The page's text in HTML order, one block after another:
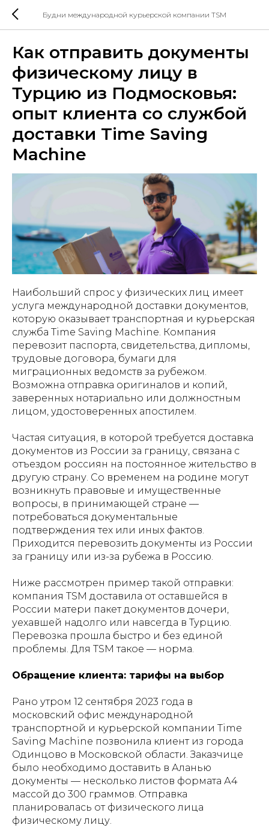
Будни международной курьерской компании TSM
Как отправить документы
физическому лицу в
Турцию из Подмосковья:
опыт клиента со службой
доставки Time Saving
Machine
Наибольший спрос у физических лиц имеет
услуга международной доставки документов,
которую оказывает транспортная и курьерская
служба Time Saving Machine. Компания
перевозит паспорта, свидетельства, дипломы,
трудовые договора, бумаги для
миграционных ведомств за рубежом.
Возможна отправка оригиналов и копий,
заверенных нотариально или должностным
лицом, удостоверенных апостилем.
Частая ситуация, в которой требуется доставка
документов из России за границу, связана с
отъездом россиян на постоянное жительство в
другую страну. Со временем на родине могут
возникнуть правовые и имущественные
вопросы, в принимающей стране —
потребоваться документальные
подтверждения тех или иных фактов.
Приходится перевозить документы из России
за границу или из-за рубежа в Россию.
Ниже рассмотрен пример такой отправки:
компания TSM доставила от оставшейся в
России матери пакет документов дочери,
уехавшей надолго или навсегда в Турцию.
Перевозка прошла быстро и без единой
проблемы. Для TSM такое — норма.
Обращение клиента: тарифы на выбор
Рано утром 12 сентября 2023 года в
московский офис международной
транспортной и курьерской компании Time
Saving Machine позвонила клиент из города
Одинцово в Московской области. Заказчице
было необходимо доставить в Аланью
документы — несколько листов формата А4
массой до 300 граммов. Отправка
планировалась от физического лица
физическому лицу.